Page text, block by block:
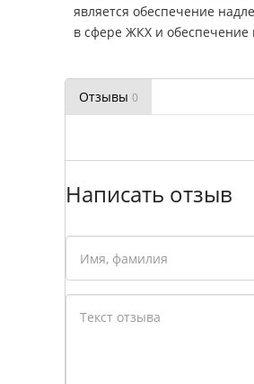
является обеспечение
в сфере ЖКХ и
Отзывы 0
Написать отзыв